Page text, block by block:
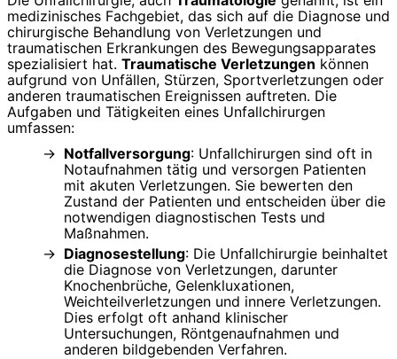
medizinisches Fachgebiet, das sich auf die Diagnose und
chirurgische Behandlung von Verletzungen und
traumatischen Erkrankungen des Bewegungsapparates
spezialisiert hat. Traumatische Verletzungen können
aufgrund von Unfällen, Stürzen, Sportverletzungen oder
anderen traumatischen Ereignissen auftreten. Die
Aufgaben und Tätigkeiten eines Unfallchirurgen
umfassen:
Notfallversorgung: Unfallchirurgen sind oft in
Notaufnahmen tätig und versorgen Patienten
mit akuten Verletzungen. Sie bewerten den
Zustand der Patienten und entscheiden über die
notwendigen diagnostischen Tests und
Maßnahmen.
Diagnosestellung: Die Unfallchirurgie beinhaltet
die Diagnose von Verletzungen, darunter
Knochenbrüche, Gelenkluxationen,
Weichteilverletzungen und innere Verletzungen.
Dies erfolgt oft anhand klinischer
Untersuchungen, Röntgenaufnahmen und
anderen bildgebenden Verfahren.